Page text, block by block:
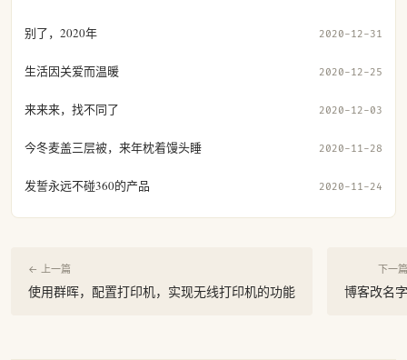
别了，2020年 2020-12-31
生活因关爱而温暖 2020-12-25
来来来，找不同了 2020-12-03
今冬麦盖三层被，来年枕着馒头睡 2020-11-28
发誓永远不碰360的产品 2020-11-24
← 上一篇
使用群晖，配置打印机，实现无线打印机的功能
下一
博客改名